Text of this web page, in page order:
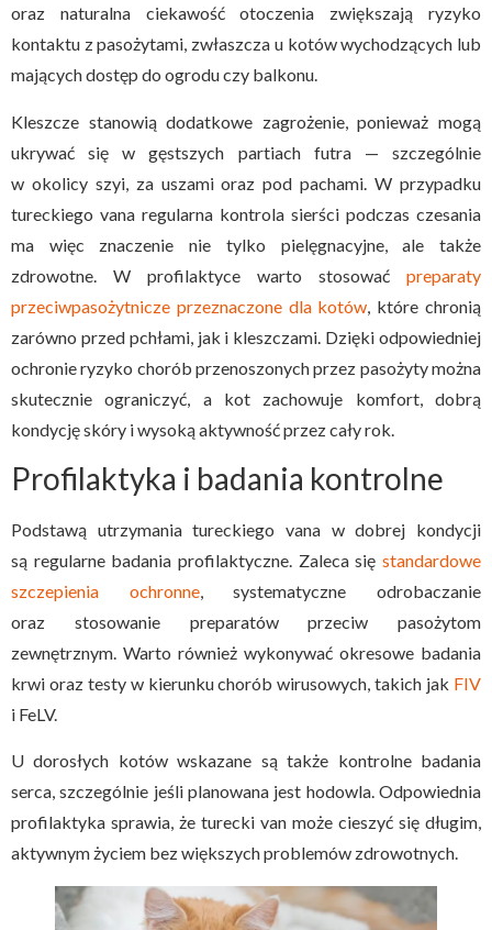
oraz naturalna ciekawość otoczenia zwiększają ryzyko
kontaktu z pasożytami, zwłaszcza u kotów wychodzących lub
mających dostęp do ogrodu czy balkonu.
Kleszcze stanowią dodatkowe zagrożenie, ponieważ mogą
ukrywać się w gęstszych partiach futra — szczególnie
w okolicy szyi, za uszami oraz pod pachami. W przypadku
tureckiego vana regularna kontrola sierści podczas czesania
ma więc znaczenie nie tylko pielęgnacyjne, ale także
zdrowotne. W profilaktyce warto stosować preparaty
przeciwpasożytnicze przeznaczone dla kotów , które chronią
zarówno przed pchłami, jak i kleszczami. Dzięki odpowiedniej
ochronie ryzyko chorób przenoszonych przez pasożyty można
skutecznie ograniczyć, a kot zachowuje komfort, dobrą
kondycję skóry i wysoką aktywność przez cały rok.
Profilaktyka i badania kontrolne
Podstawą utrzymania tureckiego vana w dobrej kondycji
są regularne badania profilaktyczne. Zaleca się standardowe
szczepienia ochronne, systematyczne odrobaczanie
oraz stosowanie preparatów przeciw pasożytom
zewnętrznym. Warto również wykonywać okresowe badania
krwi oraz testy w kierunku chorób wirusowych, takich jak FIV
i FeLV.
U dorosłych kotów wskazane są także kontrolne badania
serca, szczególnie jeśli planowana jest hodowla. Odpowiednia
profilaktyka sprawia, że turecki van może cieszyć się długim,
aktywnym życiem bez większych problemów zdrowotnych.